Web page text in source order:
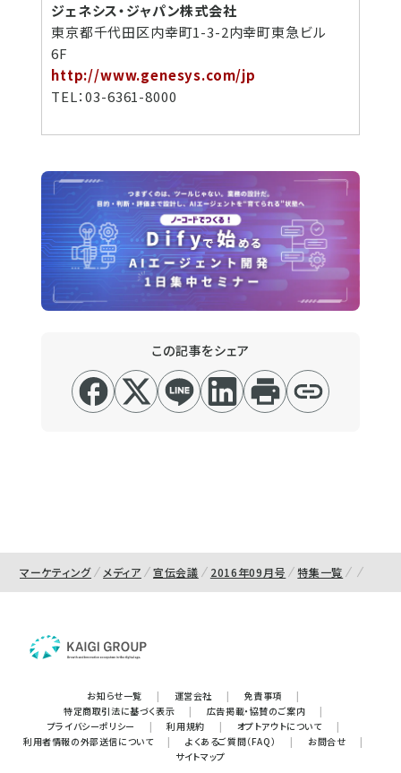
ジェネシス・ジャパン株式会社
東京都千代田区内幸町1-3-2内幸町東急ビル
6F
http://www.genesys.com/jp
TEL：03-6361-8000
この記事をシェア
マーケティング メディア 宣伝会議 2016年09月号 特集一覧
お知らせ一覧 | 運営会社 | 免責事項
|
特定商取引法に基づく表示
| 広告掲載・協賛のご案内
|
プライバシーポリシー
| 利用規約 | オプトアウトについて
|
利用者情報の外部送信について
| よくあるご質問（FAQ） | お問合せ
|
サイトマップ